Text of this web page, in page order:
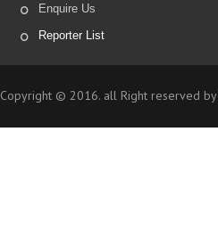
Enquire Us
Reporter List
Copyright © 2016. all Right reserved by